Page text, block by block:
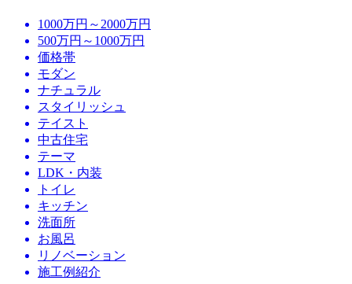
1000万円～2000万円
500万円～1000万円
価格帯
モダン
ナチュラル
スタイリッシュ
テイスト
中古住宅
テーマ
LDK・内装
トイレ
キッチン
洗面所
お風呂
リノベーション
施工例紹介